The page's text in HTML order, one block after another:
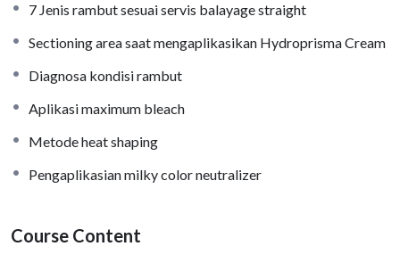
7 Jenis rambut sesuai servis balayage straight
Sectioning area saat mengaplikasikan Hydroprisma Cream
Diagnosa kondisi rambut
Aplikasi maximum bleach
Metode heat shaping
Pengaplikasian milky color neutralizer
Course Content